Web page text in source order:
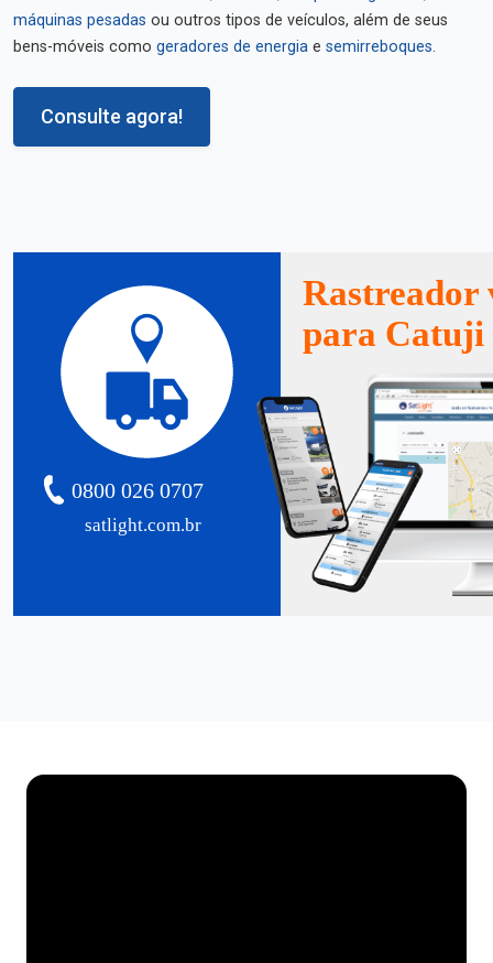
máquinas pesadas ou outros tipos de veículos, além de seus
bens-móveis como geradores de energia e semirreboques.
Consulte agora!
satlight.com.br
0800 026 0707
Rastreador
para Catuji